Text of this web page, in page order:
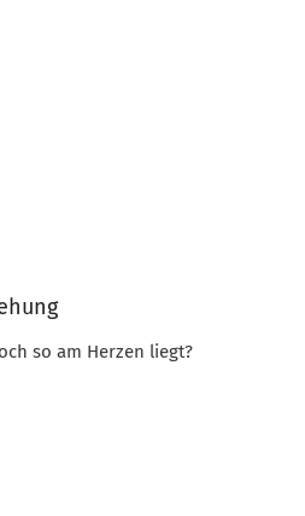
so am Herzen liegt?